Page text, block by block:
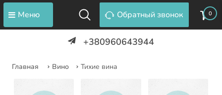
Меню Обратный звонок 0
+380960643944
Главная Вино Тихие вина